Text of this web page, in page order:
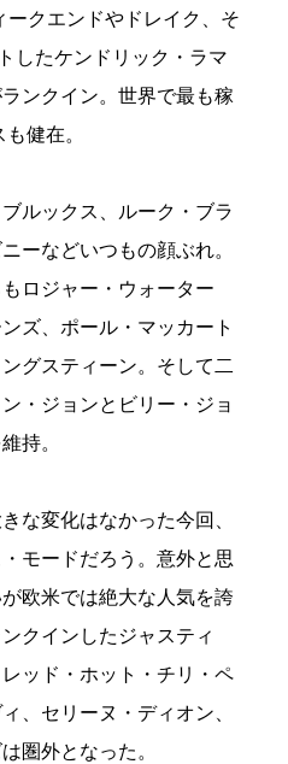
ークエンドやドレイク、そ
したケンドリック・ラマ
ンクイン。世界で最も稼
健在。
ルックス、ルーク・ブラ
ーなどいつもの顔ぶれ。
ロジャー・ウォーター
ズ、ポール・マッカート
グスティーン。そして二
・ジョンとビリー・ジョ
持。
な変化はなかった今回、
モードだろう。意外と思
欧米では絶大な人気を誇
クインしたジャスティ
ッド・ホット・チリ・ペ
、セリーヌ・ディオン、
圏外となった。